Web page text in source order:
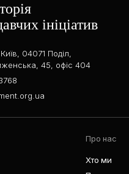
ініціатив
04071 Поділ,
45, офіс 404
Про нас
Хто ми